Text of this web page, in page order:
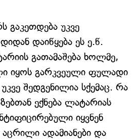
გაკეთდება უკვე
დაიწყება ეს ე.წ.
გათამაშება ხოლმე,
იყოს გარკვეული ფულადი
შედგენილია სქემაც. რა
ექნება ლატარიას
იყვნენ
ადამიანები და